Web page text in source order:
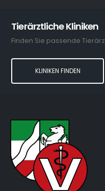
Tierärztliche Kliniken
Finden Sie passende
KLINIKEN FINDEN